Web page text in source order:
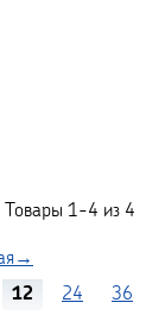
Товары 1-4 из 4
12 24 36